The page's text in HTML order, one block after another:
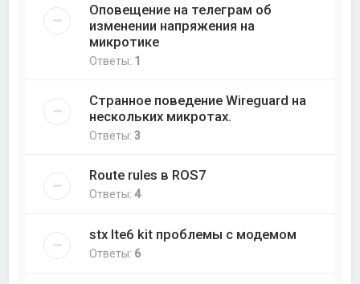
Оповещение на телеграм об
изменении напряжения на
микротике
Ответы: 1
Странное поведение Wireguard на
нескольких микротах.
Ответы:3
Route rules в ROS7
Ответы:4
stx lte6 kit проблемы с модемом
Ответы: 6